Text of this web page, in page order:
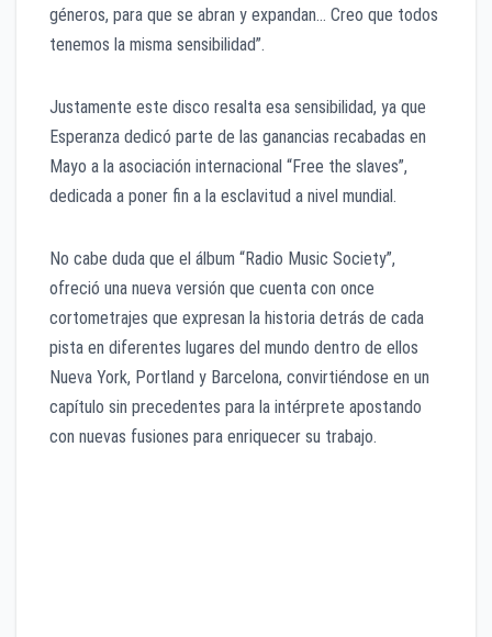
géneros, para que se abran y expandan… Creo que todos
tenemos la misma sensibilidad”.
Justamente este disco resalta esa sensibilidad, ya que
Esperanza dedicó parte de las ganancias recabadas en
Mayo a la asociación internacional “Free the slaves”,
dedicada a poner fin a la esclavitud a nivel mundial.
No cabe duda que el álbum “Radio Music Society”,
ofreció una nueva versión que cuenta con once
cortometrajes que expresan la historia detrás de cada
pista en diferentes lugares del mundo dentro de ellos
Nueva York, Portland y Barcelona, convirtiéndose en un
capítulo sin precedentes para la intérprete apostando
con nuevas fusiones para enriquecer su trabajo.